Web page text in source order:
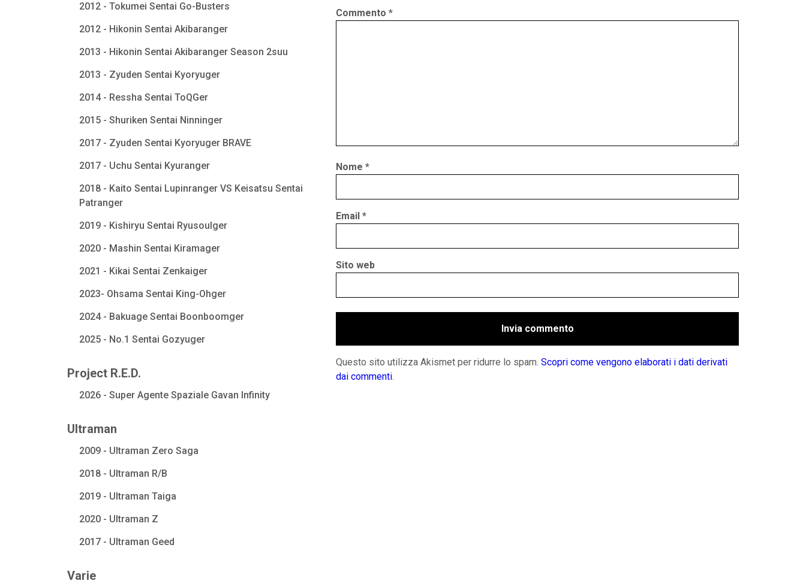
2012 - Tokumei Sentai Go-Busters
2012 - Hikonin Sentai Akibaranger
2013 - Hikonin Sentai Akibaranger Season 2suu
2013 - Zyuden Sentai Kyoryuger
2014 - Ressha Sentai ToQGer
2015 - Shuriken Sentai Ninninger
2017 - Zyuden Sentai Kyoryuger BRAVE
2017 - Uchu Sentai Kyuranger
2018 - Kaito Sentai Lupinranger VS Keisatsu Sentai
Patranger
2019 - Kishiryu Sentai Ryusoulger
2020 - Mashin Sentai Kiramager
2021 - Kikai Sentai Zenkaiger
2023- Ohsama Sentai King-Ohger
2024 - Bakuage Sentai Boonboomger
2025 - No.1 Sentai Gozyuger
Project R.E.D.
2026 - Super Agente Spaziale Gavan Infinity
Ultraman
2009 - Ultraman Zero Saga
2018 - Ultraman R/B
2019 - Ultraman Taiga
2020 - Ultraman Z
2017 - Ultraman Geed
Varie
Commento *
Nome *
Email *
Sito web
Questo sito utilizza Akismet per ridurre lo spam. Scopri come vengono elaborati i dati derivati
dai commenti.